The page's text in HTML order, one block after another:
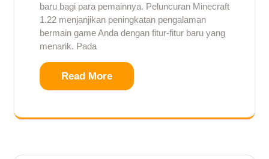
baru bagi para pemainnya. Peluncuran Minecraft
1.22 menjanjikan peningkatan pengalaman
bermain game Anda dengan fitur-fitur baru yang
menarik. Pada
Read More